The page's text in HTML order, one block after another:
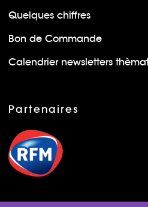
Quelques chiffres
Bon de Commande
Calendrier newsletters
Partenaires